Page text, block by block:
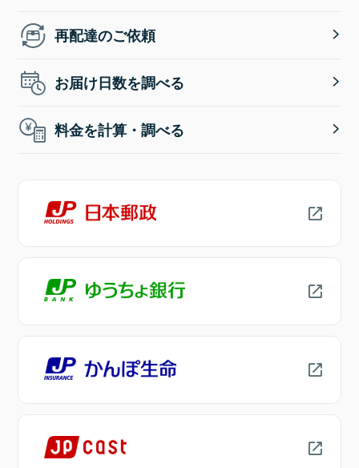
再配達のご依頼
お届け日数を調べる
料金を計算・調べる